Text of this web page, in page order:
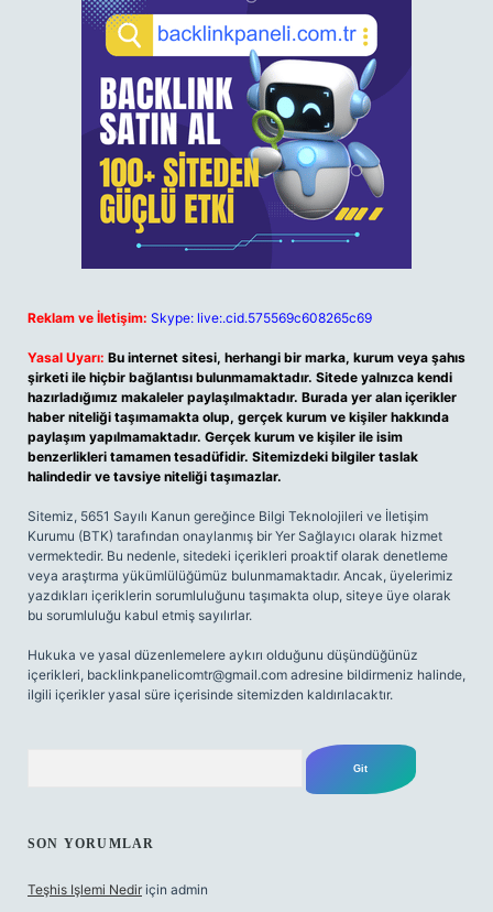
Reklam ve İletişim: Skype: live:.cid.575569c608265c69
Yasal Uyarı: Bu internet sitesi, herhangi bir marka, kurum veya şahıs
şirketi ile hiçbir bağlantısı bulunmamaktadır. Sitede yalnızca kendi
hazırladığımız makaleler paylaşılmaktadır. Burada yer alan içerikler
haber niteliği taşımamakta olup, gerçek kurum ve kişiler hakkında
paylaşım yapılmamaktadır. Gerçek kurum ve kişiler ile isim
benzerlikleri tamamen tesadüfidir. Sitemizdeki bilgiler taslak
halindedir ve tavsiye niteliği taşımazlar.
Sitemiz, 5651 Sayılı Kanun gereğince Bilgi Teknolojileri ve İletişim
Kurumu (BTK) tarafından onaylanmış bir Yer Sağlayıcı olarak hizmet
vermektedir. Bu nedenle, sitedeki içerikleri proaktif olarak denetleme
veya araştırma yükümlülüğümüz bulunmamaktadır. Ancak, üyelerimiz
yazdıkları içeriklerin sorumluluğunu taşımakta olup, siteye üye olarak
bu sorumluluğu kabul etmiş sayılırlar.
Hukuka ve yasal düzenlemelere aykırı olduğunu düşündüğünüz
içerikleri, backlinkpanelicomtr@gmail.com adresine bildirmeniz halinde,
ilgili içerikler yasal süre içerisinde sitemizden kaldırılacaktır.
SON YORUMLAR
Teşhis Işlemi Nedir için admin